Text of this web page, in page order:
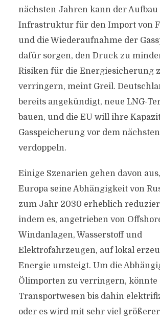
nächsten Jahren kann der
Infrastruktur für den Import von
und die Wiederaufnahme der
dafür sorgen, den Druck zu
Risiken für die Energiesicherung
verringern, meint Greil.
bereits angekündigt, neue LNG-
bauen, und die EU will ihre
Gasspeicherung vor dem
verdoppeln.
Einige Szenarien gehen davon
Europa seine Abhängigkeit von
zum Jahr 2030 erheblich
indem es, angetrieben von
Windanlagen, Wasserstoff und
Elektrofahrzeugen, auf lokal
Energie umsteigt. Um die
Ölimporten zu verringern, könnte
Transportwesen bis dahin
oder es wird mit sehr viel größerer